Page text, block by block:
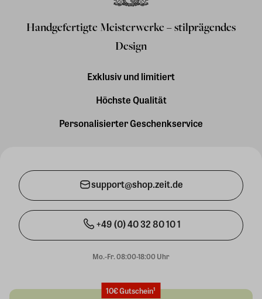
Handgefertigte Meisterwerke – stilprägendes
Design
Exklusiv und limitiert
Höchste Qualität
Personalisierter Geschenkservice
support@shop.zeit.de
+49 (0) 40 32 80 10 1
Mo.-Fr. 08:00-18:00 Uhr
10€ Gutschein¹